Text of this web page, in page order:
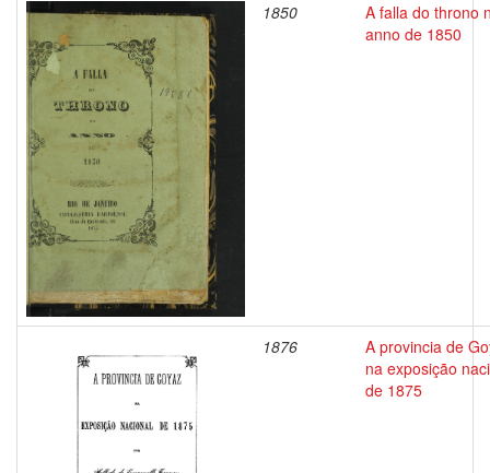
1850
A falla do throno
anno de 1850
1876
A provincia de
na exposição
de 1875